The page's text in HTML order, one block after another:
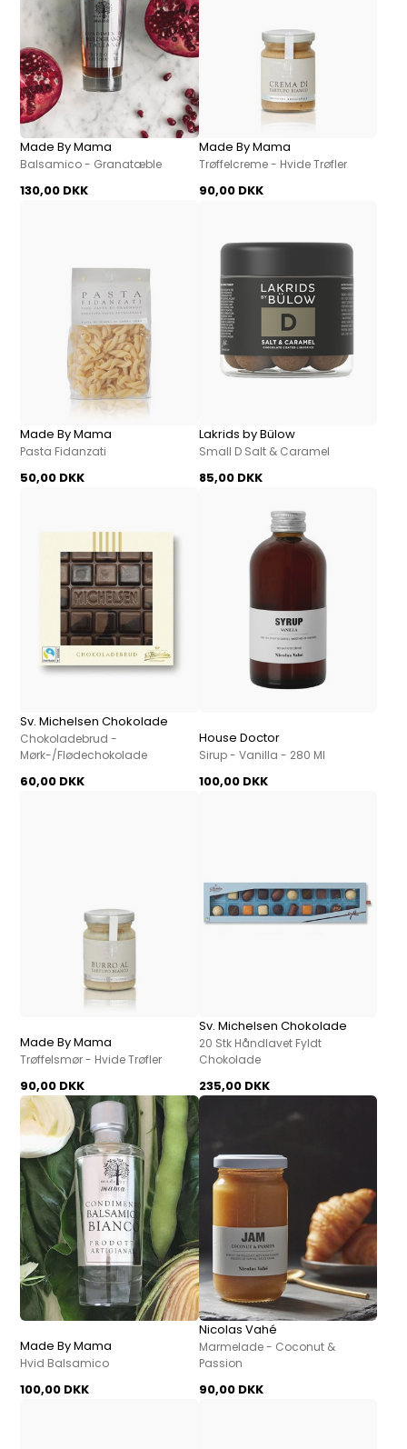
Made By Mama
Balsamico - Granatæble
130,00 DKK
Made By Mama
Trøffelcreme - Hvide Trøfler
90,00 DKK
Made By Mama
Pasta Fidanzati
50,00 DKK
Lakrids by Bülow
Small D Salt & Caramel
85,00 DKK
Sv. Michelsen Chokolade
Chokoladebrud -
Mørk-/Flødechokolade
60,00 DKK
House Doctor
Sirup - Vanilla - 280 Ml
100,00 DKK
Made By Mama
Trøffelsmør - Hvide Trøfler
90,00 DKK
Sv. Michelsen Chokolade
20 Stk Håndlavet Fyldt
Chokolade
235,00 DKK
Made By Mama
Hvid Balsamico
100,00 DKK
Nicolas Vahé
Marmelade - Coconut &
Passion
90,00 DKK